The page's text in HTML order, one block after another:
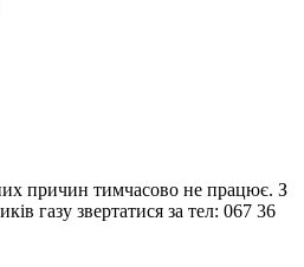
причин тимчасово не працює. З
газу звертатися за тел: 067 36